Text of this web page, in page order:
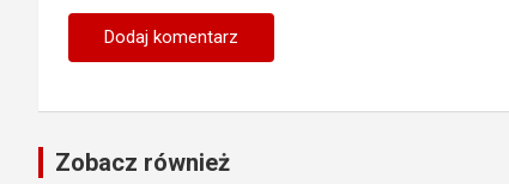
Zobacz również